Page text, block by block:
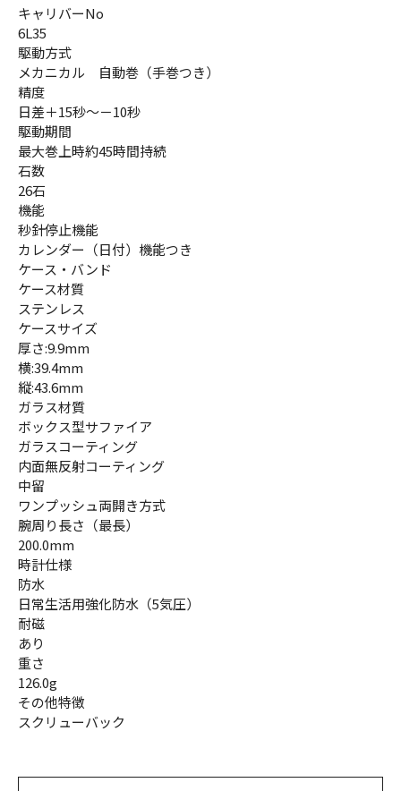
キャリバーNo
6L35
駆動方式
メカニカル 自動巻（手巻つき）
精度
日差＋15秒～－10秒
駆動期間
最大巻上時約45時間持続
石数
26石
機能
秒針停止機能
カレンダー（日付）機能つき
ケース・バンド
ケース材質
ステンレス
ケースサイズ
厚さ:9.9mm
横:39.4mm
縦:43.6mm
ガラス材質
ボックス型サファイア
ガラスコーティング
内面無反射コーティング
中留
ワンプッシュ両開き方式
腕周り長さ（最長）
200.0mm
時計仕様
防水
日常生活用強化防水（5気圧）
耐磁
あり
重さ
126.0g
その他特徴
スクリューバック